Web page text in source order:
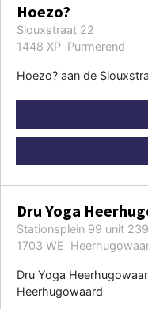
Hoezo?
Siouxstraat 22
1448 XP Purmerend
Hoezo? aan de
Dru Yoga
Stationsplein 99 unit 239
1703 WE
Dru Yoga
Heerhugowaard